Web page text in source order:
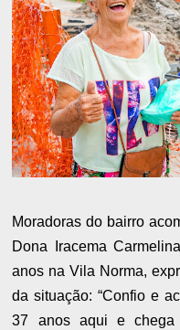
Moradoras do bairro
Dona Iracema
anos na Vila Norma,
da situação: “Confio e
37 anos aqui e chega